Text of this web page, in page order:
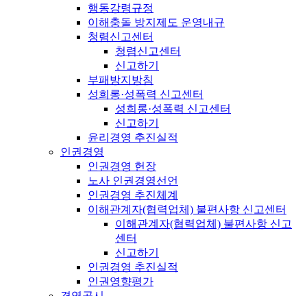
행동강령규정
이해충돌 방지제도 운영내규
청렴신고센터
청렴신고센터
신고하기
부패방지방침
성희롱·성폭력 신고센터
성희롱·성폭력 신고센터
신고하기
윤리경영 추진실적
인권경영
인권경영 헌장
노사 인권경영선언
인권경영 추진체계
이해관계자(협력업체) 불편사항 신고센터
이해관계자(협력업체) 불편사항 신고
센터
신고하기
인권경영 추진실적
인권영향평가